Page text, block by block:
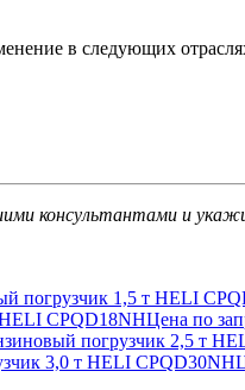
в следующих
консультантами и
CPQD18NHЦена по
3,0 т HELI CPQD30NH